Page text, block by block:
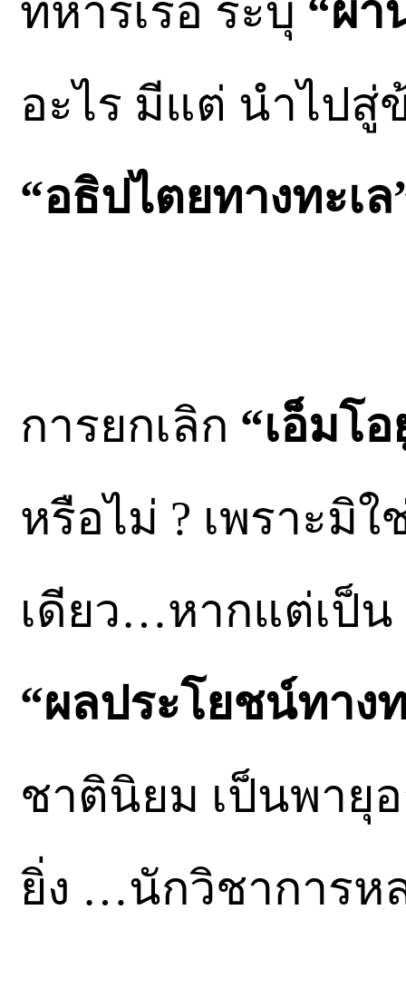
ทหารเรือ ระบุ “ผ่า
อะไร มีแต่ นำไป
“อธิปไตยทางทะเล
การยกเลิก “เอ็มโอ
หรือไม่ ? เพราะมิ
เดียว…หากแต่เป็น
“ผลประโยชน์ทาง
ชาตินิยม เป็นพายุ
ยิ่ง …นักวิชาการห